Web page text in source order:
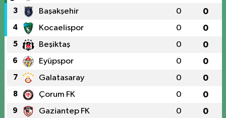
3 Başakşehir 0 0
4 Kocaelispor 0 0
5 Beşiktaş 0 0
6 Eyüpspor 0 0
7 Galatasaray 0 0
8 Çorum FK 0 0
9 Gaziantep FK 0 0